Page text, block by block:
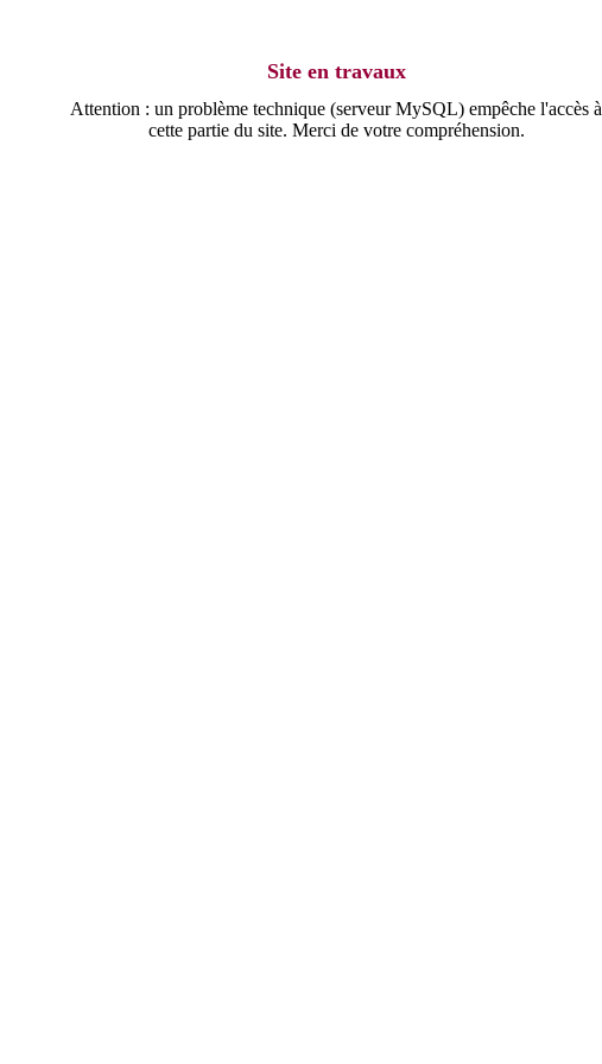
Site en travaux
Attention : un problème technique (serveur MySQL) empêche l'accès à
cette partie du site. Merci de votre compréhension.